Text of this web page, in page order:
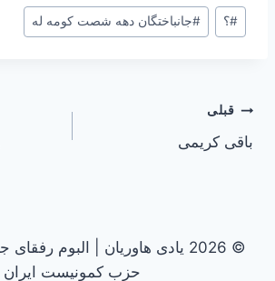
#؟ #جانباختگان دهه شصت کومه له
راهبری
نوشته
قبلی
باقی کریمی
© 2026 یادی هاوریان | البوم
حزب کمونیست ایران